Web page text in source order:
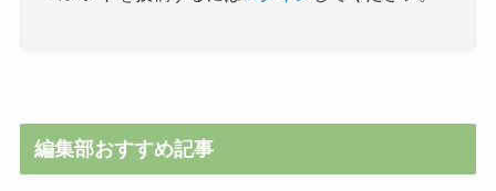
編集部おすすめ記事